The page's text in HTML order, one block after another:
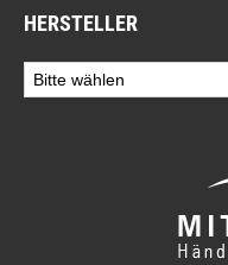
HERSTELLER